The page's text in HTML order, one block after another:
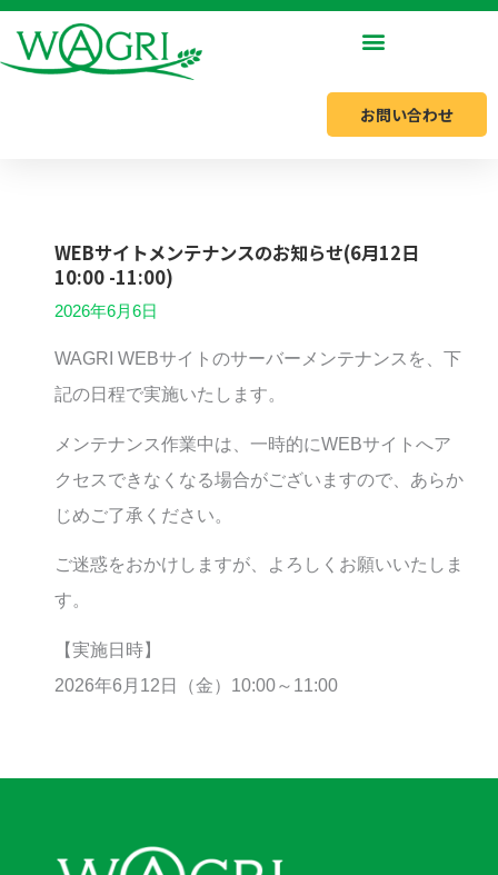
内
お問い合わせ
WEBサイトメンテナンスのお知らせ(6月12日
10:00 -11:00)
2026年6月6日
WAGRI WEBサイトのサーバーメンテナンスを、下
記の日程で実施いたします。
メンテナンス作業中は、一時的にWEBサイトへア
クセスできなくなる場合がございますので、あらか
じめご了承ください。
ご迷惑をおかけしますが、よろしくお願いいたしま
す。
【実施日時】
2026年6月12日（金）10:00～11:00